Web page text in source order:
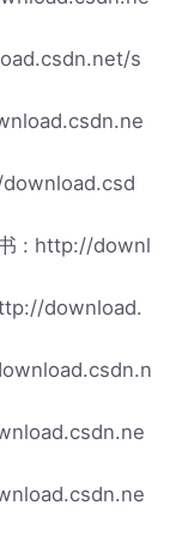
s
: http://downl
download.